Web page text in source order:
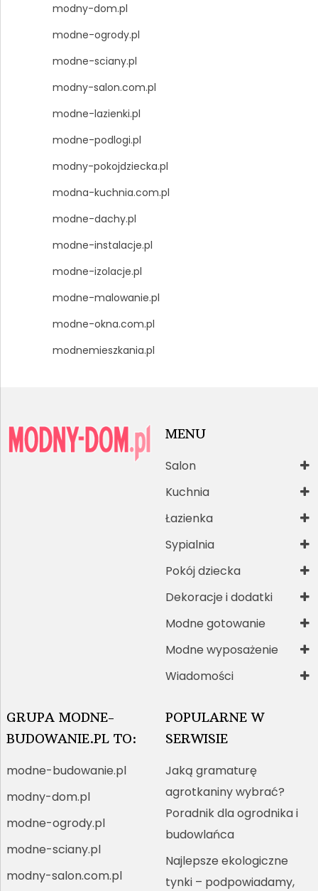
modny-dom.pl
modne-ogrody.pl
modne-sciany.pl
modny-salon.com.pl
modne-lazienki.pl
modne-podlogi.pl
modny-pokojdziecka.pl
modna-kuchnia.com.pl
modne-dachy.pl
modne-instalacje.pl
modne-izolacje.pl
modne-malowanie.pl
modne-okna.com.pl
modnemieszkania.pl
MENU
Salon
Kuchnia
Łazienka
Sypialnia
Pokój dziecka
Dekoracje i dodatki
Modne gotowanie
Modne wyposażenie
Wiadomości
GRUPA MODNE-
BUDOWANIE.PL TO:
modne-budowanie.pl
modny-dom.pl
modne-ogrody.pl
modne-sciany.pl
modny-salon.com.pl
POPULARNE W
SERWISIE
Jaką gramaturę
agrotkaniny wybrać?
Poradnik dla ogrodnika i
budowlańca
Najlepsze ekologiczne
tynki – podpowiadamy,